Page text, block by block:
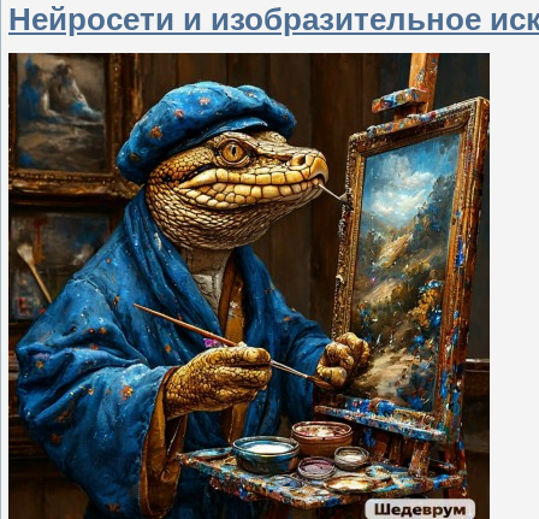
Нейросети и изобразительное